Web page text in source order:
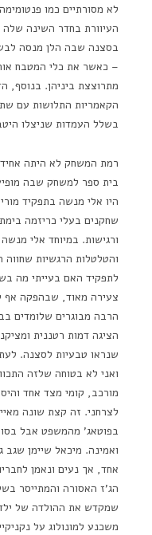
לא מסורתיים כמו
העיוורת בחדר השינה שלה
בסצנה שבה הלן מנסה
– כאשר את כלי המטבח
מתרוצצת ביניהן. בנוסף,
הקאמריות התלושות עם
בשלל העמדות שניצלו
רמת המשחק לא היתה
בית ספר למשחק שבה
היו אלי מנשה בתפקיד
שחקנים בעלי כריזמה
ורגישות. במיוחד אלי
והטלטלות הרגשיות
לתפקיד האם בעייתי מה
צעירה מאוד, שבהפקה אף
הרבה מבוגרים שלומדים
הציגה דמות רטננית
שנראו טבעיות לסצנה.
ואני לא בטוחה שלזה
מורכב, קומי מצד אחד
לצרחני. זה קצת שונה
בפוטאג' מהמשפט אבל
ואמינה. מיכאל שיימן
אחד, אך נעים ונאמן
הג'ז האסורה והמתייסר
שמקדש את ההולדה של
משכנע למונולוג על